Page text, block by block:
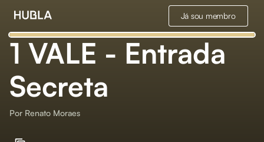
Já sou membro
1 VALE - Entrada
Secreta
Por Renato Moraes